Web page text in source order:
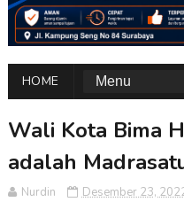
HOME
Wali Kota Bima
adalah
Nurdin Desember 23,